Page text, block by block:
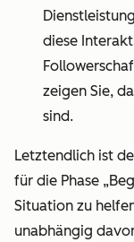
diese
zeigen Sie,
sind.
Letztendlich ist
für die Phase
Situation zu
unabhängig